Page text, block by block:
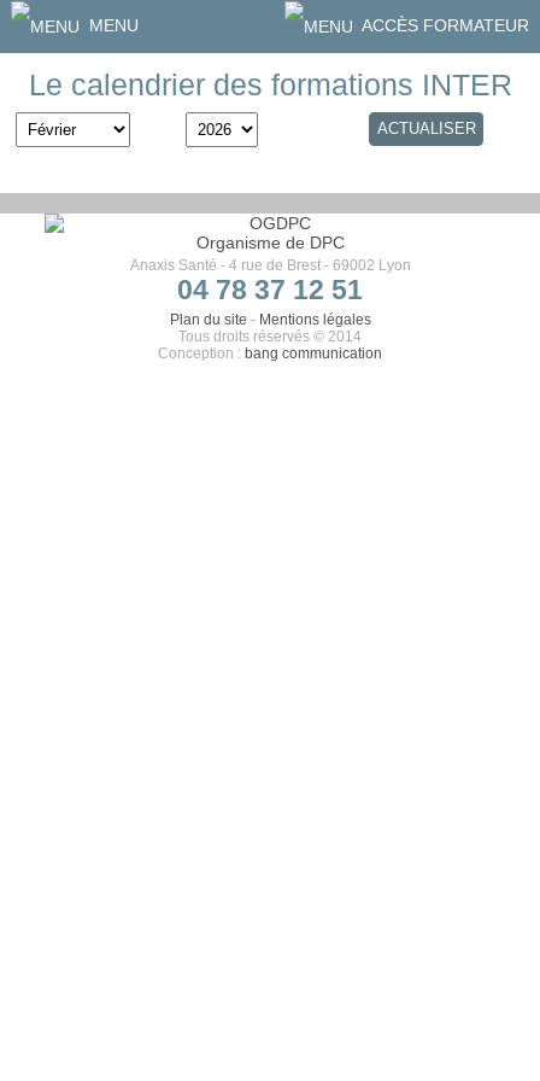
MENU ACCÈS FORMATEUR
Le calendrier des formations INTER
Organisme de DPC
Anaxis Santé - 4 rue de Brest - 69002 Lyon
04 78 37 12 51
Plan du site - Mentions légales
Tous droits réservés © 2014
Conception : bang communication